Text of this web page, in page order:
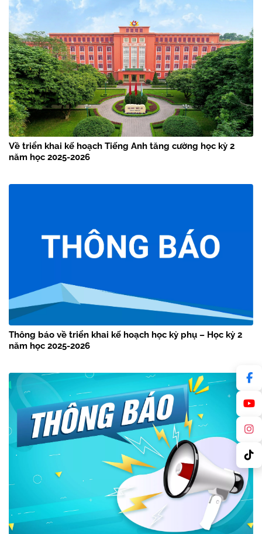
Về triển khai kế hoạch Tiếng Anh tăng cường học kỳ 2
năm học 2025-2026
Thông báo về triển khai kế hoạch học kỳ phụ – Học kỳ 2
năm học 2025-2026